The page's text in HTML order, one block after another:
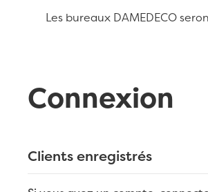
Les bureaux DAMEDECO
Connexion
Clients enregistrés